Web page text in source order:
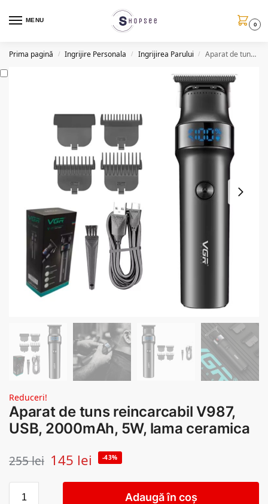
MENU
0
Prima pagină / Ingrijire Personala / Ingrijirea Parului / Aparat de tuns reincarcabil V987, USB, 2000mAh, 5W, lama ceramica
Reduceri!
Aparat de tuns reincarcabil V987,
USB, 2000mAh, 5W, lama ceramica
255lei 145 lei -43%
Adaugă în coș